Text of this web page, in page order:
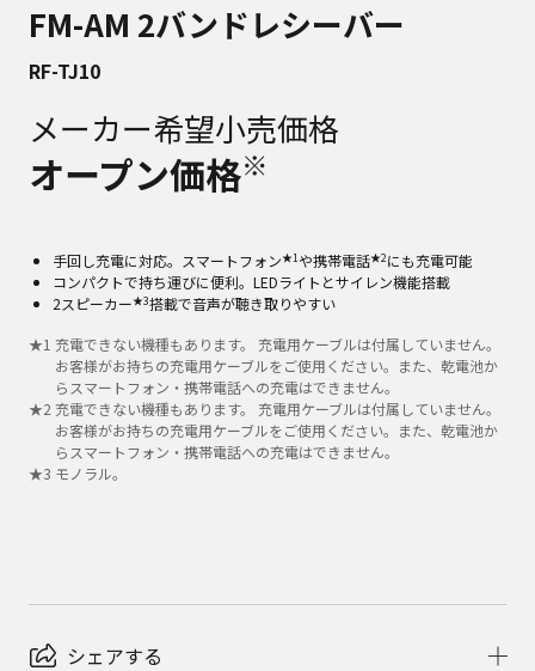
FM-AM 2バンドレシーバー
RF-TJ10
メーカー希望小売価格
オープン価格※
手回し充電に対応。スマートフォン★1 や携帯電話★2にも充電可能
コンパクトで持ち運びに便利。LEDライトとサイレン機能搭載
2スピーカー★3搭載で音声が聴き取りやすい
★1 充電できない機種もあります。 充電用ケーブルは付属していません。
お客様がお持ちの充電用ケーブルをご使用ください。また、乾電池か
らスマートフォン・携帯電話への充電はできません。
★2 充電できない機種もあります。 充電用ケーブルは付属していません。
お客様がお持ちの充電用ケーブルをご使用ください。また、乾電池か
らスマートフォン・携帯電話への充電はできません。
★3 モノラル。
シェアする